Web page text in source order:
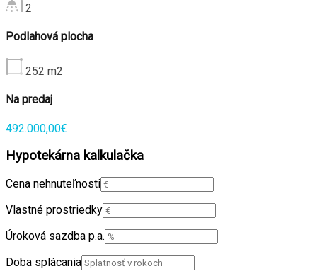
2
Podlahová plocha
252 m2
Na predaj
492.000,00€
Hypotekárna kalkulačka
Cena nehnuteľnosti
Vlastné prostriedky
Úroková sazdba p.a.
Doba splácania